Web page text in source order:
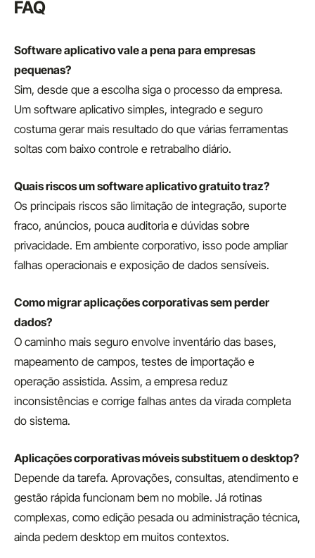
FAQ
Software aplicativo vale a pena para empresas
pequenas?
Sim, desde que a escolha siga o processo da empresa.
Um software aplicativo simples, integrado e seguro
costuma gerar mais resultado do que várias ferramentas
soltas com baixo controle e retrabalho diário.
Quais riscos um software aplicativo gratuito traz?
Os principais riscos são limitação de integração, suporte
fraco, anúncios, pouca auditoria e dúvidas sobre
privacidade. Em ambiente corporativo, isso pode ampliar
falhas operacionais e exposição de dados sensíveis.
Como migrar aplicações corporativas sem perder
dados?
O caminho mais seguro envolve inventário das bases,
mapeamento de campos, testes de importação e
operação assistida. Assim, a empresa reduz
inconsistências e corrige falhas antes da virada completa
do sistema.
Aplicações corporativas móveis substituem o desktop?
Depende da tarefa. Aprovações, consultas, atendimento e
gestão rápida funcionam bem no mobile. Já rotinas
complexas, como edição pesada ou administração técnica,
ainda pedem desktop em muitos contextos.